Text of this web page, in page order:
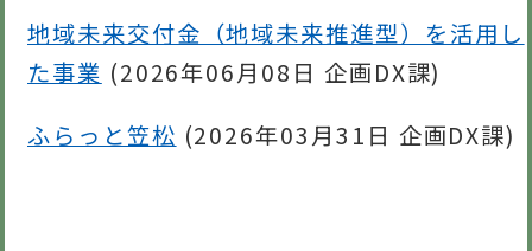
地域未来交付金（地域未来推進型）を活用し
た事業 (2026年06月08日 企画DX課)
ふらっと笠松 (2026年03月31日 企画DX課)